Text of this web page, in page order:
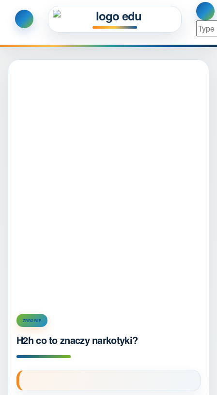
ZDROWIE
H2h co to znaczy narkotyki?